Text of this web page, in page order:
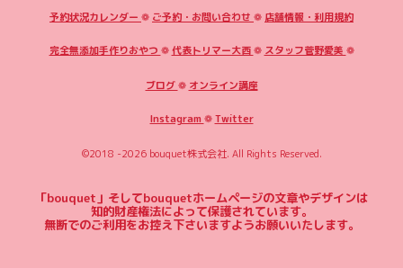
予約状況カレンダー ❁ ご予約・お問い合わせ ❁ 店舗情報・利用規約
完全無添加手作りおやつ ❁代表トリマー大西❁ スタッフ菅野愛美 ❁
ブログ❁ オンライン講座
Instagram ❁Twitter
©2018 -2026 bouquet株式会社. All Rights Reserved.
「bouquet」そしてbouquetホームページの文章やデザインは
知的財産権法によって保護されています。
無断でのご利用をお控え下さいますようお願いいたします。